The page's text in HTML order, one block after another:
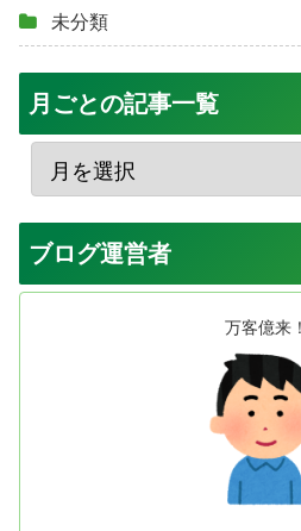
未分類
月ごとの記事一覧
ブログ運営者
万客億来！